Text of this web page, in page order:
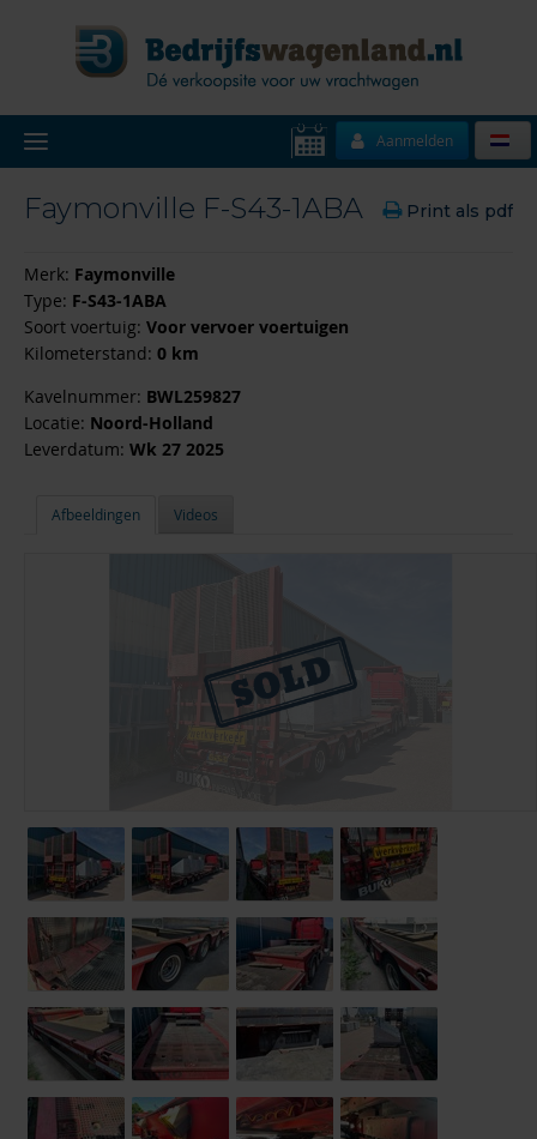
Aanmelden
Faymonville F-S43-1ABA Print als pdf
Merk: Faymonville
Type: F-S43-1ABA
Soort voertuig: Voor vervoer voertuigen
Kilometerstand: 0 km
Kavelnummer: BWL259827
Locatie: Noord-Holland
Leverdatum: Wk 27 2025
Afbeeldingen Videos